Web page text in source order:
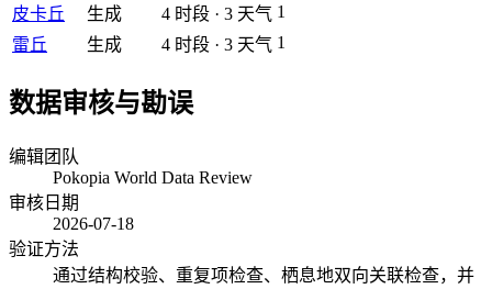
皮卡丘
生成 4 时段 · 3 天气 1
雷丘
生成 4 时段 · 3 天气 1
数据审核与勘误
编辑团队
Pokopia World Data Review
审核日期
2026-07-18
验证方法
通过结构校验、重复项检查、栖息地双向关联检查，并